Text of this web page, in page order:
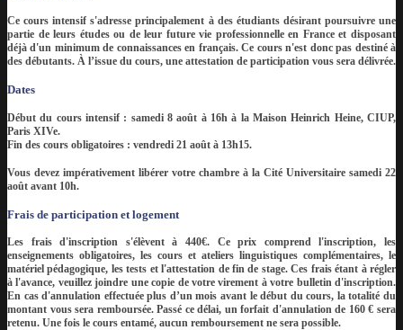
Ce cours intensif s'adresse principalement à des étudiants désirant poursuivre une
partie de leurs études ou de leur future vie professionnelle en France et disposant
déjà d'un minimum de connaissances en français. Ce cours n'est donc pas destiné à
des débutants. À l’issue du cours, une attestation de participation vous sera délivrée.
Dates
Début du cours intensif : samedi 8 août à 16h à la Maison Heinrich Heine, CIUP,
Paris XIVe.
Fin des cours obligatoires : vendredi 21 août à 13h15.
Vous devez impérativement libérer votre chambre à la Cité Universitaire samedi 22
août avant 10h.
Frais de participation et logement
Les frais d'inscription s'élèvent à 440€. Ce prix comprend l'inscription, les
enseignements obligatoires, les cours et ateliers linguistiques complémentaires, le
matériel pédagogique, les tests et l'attestation de fin de stage. Ces frais étant à régler
à l'avance, veuillez joindre une copie de votre virement à votre bulletin d'inscription.
En cas d'annulation effectuée plus d’un mois avant le début du cours, la totalité du
montant vous sera remboursée. Passé ce délai, un forfait d'annulation de 160 € sera
retenu. Une fois le cours entamé, aucun remboursement ne sera possible.